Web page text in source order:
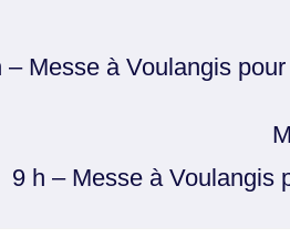
– Messe à Voulangis
9 h – Messe à Voulangis